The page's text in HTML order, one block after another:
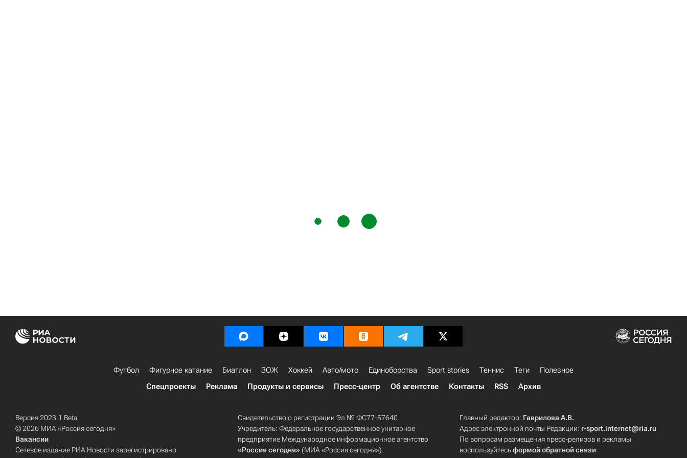
Футбол Фигурное катание Биатлон ЗОЖ Хоккей Авто/мото Единоборства Sport stories Теннис Теги
Полезное
Спецпроекты
Реклама Продукты и сервисы Пресс-центр Об агентстве Контакты RSS Архив
Версия 2023.1 Beta
© 2026 МИА «Россия сегодня»
Вакансии
Сетевое издание РИА Новости зарегистрировано
Свидетельство о регистрации Эл № ФС77-57640
Учредитель: Федеральное государственное унитарное
предприятие Международное информационное агентство
«Россия сегодня» (МИА «Россия сегодня»).
Главный редактор: Гаврилова А.В.
Адрес электронной почты Редакции: r-sport.internet@ria.ru
По вопросам размещения пресс-релизов и рекламы
воспользуйтесьформой обратной связи